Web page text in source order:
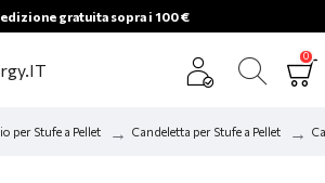
gratuita sopra i 100 €
0
per Stufe a Pellet Candeletta per Stufe a Pellet